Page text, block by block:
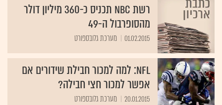
רשת NBC תכניס כ-360 מיליון דולר
מהסופרבול ה-49
01.02.2015 מערכת גלובספורט
NFL: למה למכור חבילת שידורים אם
אפשר למכור חצי חבילה?
20.01.2015 מערכת גלובספורט